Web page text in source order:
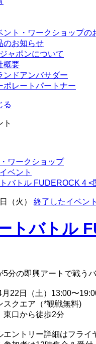
ント・ワークショップの
のお知らせ
ャポンについて
概要
ンドアンバサダー
ポレートパートナー
る
ト
ワークショップ
ベント
バトル FUDEROCK 4
（火） 終了したイベント
トバトル
5分の即興アートで戦う
月22日（土）13:00〜
スクエア（*観戦無料)
口から徒歩2分
エントリー詳細はフライ